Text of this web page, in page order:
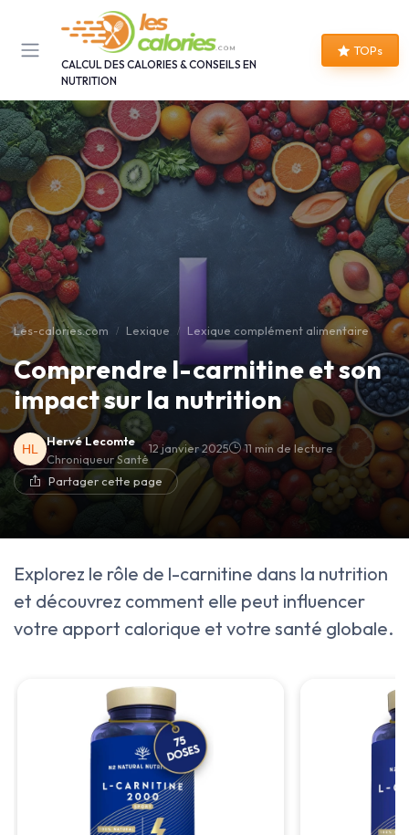
CALCUL DES CALORIES & CONSEILS EN
NUTRITION
TOPs
Les-calories.com Lexique Lexique complément alimentaire
Comprendre l-carnitine et son
impact sur la nutrition
Hervé Lecomte
Chroniqueur Santé
12 janvier 2025 11 min de lecture
Partager cette page
Explorez le rôle de l-carnitine dans la nutrition
et découvrez comment elle peut influencer
votre apport calorique et votre santé globale.
Panneau de gestion des cookies